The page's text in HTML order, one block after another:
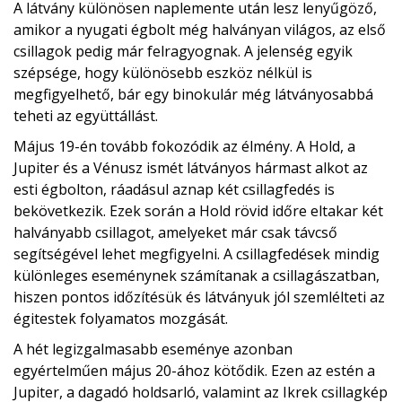
A látvány különösen naplemente után lesz lenyűgöző,
amikor a nyugati égbolt még halványan világos, az első
csillagok pedig már felragyognak. A jelenség egyik
szépsége, hogy különösebb eszköz nélkül is
megfigyelhető, bár egy binokulár még látványosabbá
teheti az együttállást.
Május 19-én tovább fokozódik az élmény. A Hold, a
Jupiter és a Vénusz ismét látványos hármast alkot az
esti égbolton, ráadásul aznap két csillagfedés is
bekövetkezik. Ezek során a Hold rövid időre eltakar két
halványabb csillagot, amelyeket már csak távcső
segítségével lehet megfigyelni. A csillagfedések mindig
különleges eseménynek számítanak a csillagászatban,
hiszen pontos időzítésük és látványuk jól szemlélteti az
égitestek folyamatos mozgását.
A hét legizgalmasabb eseménye azonban
egyértelműen május 20-ához kötődik. Ezen az estén a
Jupiter, a dagadó holdsarló, valamint az Ikrek csillagkép